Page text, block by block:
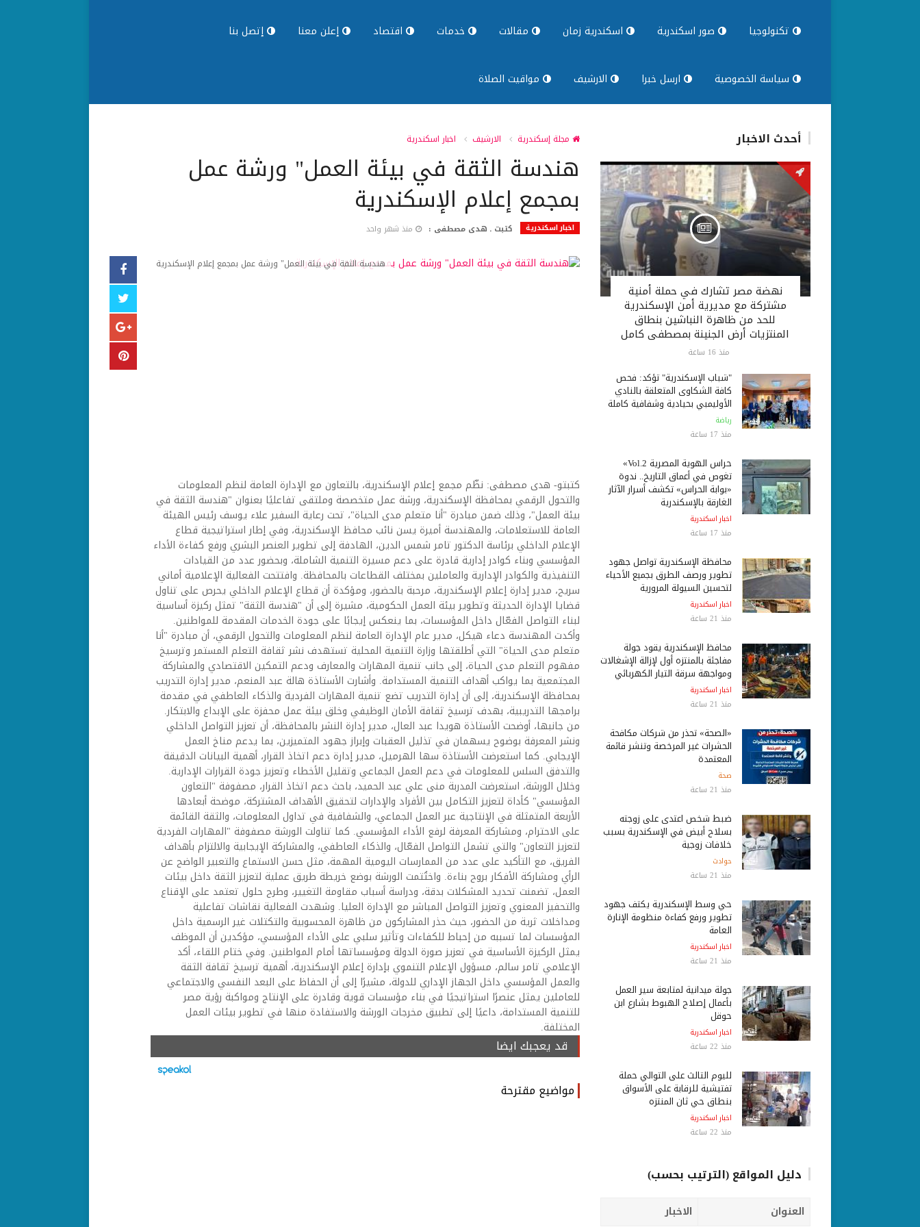
تكنولوجيا صور اسكندرية اسكندرية زمان مقالات خدمات اقتصاد إعلن معنا إتصل بنا
سياسة الخصوصية ارسل خبرا الارشيف مواقيت الصلاة
مجلة إسكندرية الارشيف اخبار اسكندرية
هندسة الثقة في بيئة العمل" ورشة عمل
بمجمع إعلام الإسكندرية
اخبار اسكندرية كتبت ـ هدى مصطفى : منذ شهر واحد
هندسة الثقة في بيئة العمل" ورشة عمل بمجمع إعلام الإسكندرية
كتبتو- هدى مصطفى: نظّم مجمع إعلام الإسكندرية، بالتعاون مع الإدارة العامة لنظم المعلومات
والتحول الرقمي بمحافظة الإسكندرية، ورشة عمل متخصصة وملتقى تفاعليًا بعنوان "هندسة الثقة في
بيئة العمل"، وذلك ضمن مبادرة "أنا متعلم مدى الحياة"، تحت رعاية السفير علاء يوسف رئيس الهيئة
العامة للاستعلامات، والمهندسة أميرة يسن نائب محافظ الإسكندرية، وفي إطار استراتيجية قطاع
الإعلام الداخلي برئاسة الدكتور تامر شمس الدين، الهادفة إلى تطوير العنصر البشري ورفع كفاءة الأداء
المؤسسي وبناء كوادر إدارية قادرة على دعم مسيرة التنمية الشاملة، وبحضور عدد من القيادات
التنفيذية والكوادر الإدارية والعاملين بمختلف القطاعات بالمحافظة. وافتتحت الفعالية الإعلامية أماني
سريح، مدير إدارة إعلام الإسكندرية، مرحبة بالحضور، ومؤكدة أن قطاع الإعلام الداخلي يحرص على تناول
قضايا الإدارة الحديثة وتطوير بيئة العمل الحكومية، مشيرة إلى أن "هندسة الثقة" تمثل ركيزة أساسية
لبناء التواصل الفعّال داخل المؤسسات، بما ينعكس إيجابًا على جودة الخدمات المقدمة للمواطنين.
وأكدت المهندسة دعاء هيكل، مدير عام الإدارة العامة لنظم المعلومات والتحول الرقمي، أن مبادرة "أنا
متعلم مدى الحياة" التي أطلقتها وزارة التنمية المحلية تستهدف نشر ثقافة التعلم المستمر وترسيخ
مفهوم التعلم مدى الحياة، إلى جانب تنمية المهارات والمعارف ودعم التمكين الاقتصادي والمشاركة
المجتمعية بما يواكب أهداف التنمية المستدامة. وأشارت الأستاذة هالة عبد المنعم، مدير إدارة التدريب
بمحافظة الإسكندرية، إلى أن إدارة التدريب تضع تنمية المهارات الفردية والذكاء العاطفي في مقدمة
برامجها التدريبية، بهدف ترسيخ ثقافة الأمان الوظيفي وخلق بيئة عمل محفزة على الإبداع والابتكار.
من جانبها، أوضحت الأستاذة هويدا عبد العال، مدير إدارة النشر بالمحافظة، أن تعزيز التواصل الداخلي
ونشر المعرفة بوضوح يسهمان في تذليل العقبات وإبراز جهود المتميزين، بما يدعم مناخ العمل
الإيجابي. كما استعرضت الأستاذة سها الهرميل، مدير إدارة دعم اتخاذ القرار، أهمية البيانات الدقيقة
والتدفق السلس للمعلومات في دعم العمل الجماعي وتقليل الأخطاء وتعزيز جودة القرارات الإدارية.
وخلال الورشة، استعرضت المدربة منى علي عبد الحميد، باحث دعم اتخاذ القرار، مصفوفة "التعاون
المؤسسي" كأداة لتعزيز التكامل بين الأفراد والإدارات لتحقيق الأهداف المشتركة، موضحة أبعادها
الأربعة المتمثلة في الإنتاجية عبر العمل الجماعي، والشفافية في تداول المعلومات، والثقة القائمة
على الاحترام، ومشاركة المعرفة لرفع الأداء المؤسسي. كما تناولت الورشة مصفوفة "المهارات الفردية
لتعزيز التعاون" والتي تشمل التواصل الفعّال، والذكاء العاطفي، والمشاركة الإيجابية والالتزام بأهداف
الفريق، مع التأكيد على عدد من الممارسات اليومية المهمة، مثل حسن الاستماع والتعبير الواضح عن
الرأي ومشاركة الأفكار بروح بناءة. واختُتمت الورشة بوضع خريطة طريق عملية لتعزيز الثقة داخل بيئات
العمل، تضمنت تحديد المشكلات بدقة، ودراسة أسباب مقاومة التغيير، وطرح حلول تعتمد على الإقناع
والتحفيز المعنوي وتعزيز التواصل المباشر مع الإدارة العليا. وشهدت الفعالية نقاشات تفاعلية
ومداخلات ثرية من الحضور، حيث حذر المشاركون من ظاهرة المحسوبية والتكتلات غير الرسمية داخل
المؤسسات لما تسببه من إحباط للكفاءات وتأثير سلبي على الأداء المؤسسي، مؤكدين أن الموظف
يمثل الركيزة الأساسية في تعزيز صورة الدولة ومؤسساتها أمام المواطنين. وفي ختام اللقاء، أكد
الإعلامي تامر سالم، مسؤول الإعلام التنموي بإدارة إعلام الإسكندرية، أهمية ترسيخ ثقافة الثقة
والعمل المؤسسي داخل الجهاز الإداري للدولة، مشيرًا إلى أن الحفاظ على البعد النفسي والاجتماعي
للعاملين يمثل عنصرًا استراتيجيًا في بناء مؤسسات قوية وقادرة على الإنتاج ومواكبة رؤية مصر
للتنمية المستدامة، داعيًا إلى تطبيق مخرجات الورشة والاستفادة منها في تطوير بيئات العمل
المختلفة.
قد يعجبك ايضا
مواضيع مقترحة
أحدث الاخبار
نهضة مصر تشارك في حملة أمنية
مشتركة مع مديرية أمن الإسكندرية
للحد من ظاهرة النباشين بنطاق
المنتزيات أرض الجنينة بمصطفى كامل
منذ 16 ساعة
"شباب الإسكندرية" تؤكد: فحص
كافة الشكاوى المتعلقة بالنادي
الأوليمبي بحيادية وشفافية كاملة
رياضة
منذ 17 ساعة
حراس الهوية المصرية Vol.2»
تغوص في أعماق التاريخ.. ندوة
«بوابة الحراس» تكشف أسرار الآثار
الغارقة بالإسكندرية
اخبار اسكندرية
منذ 17 ساعة
محافظة الإسكندرية تواصل جهود
تطوير ورصف الطرق بجميع الأحياء
لتحسين السيولة المرورية
اخبار اسكندرية
منذ 21 ساعة
محافظ الإسكندرية يقود جولة
مفاجئة بالمنتزه أول لإزالة الإشغالات
ومواجهة سرقة التيار الكهربائي
اخبار اسكندرية
منذ 21 ساعة
«الصحة» تحذر من شركات مكافحة
الحشرات غير المرخصة وتنشر قائمة
المعتمدة
صحة
منذ 21 ساعة
ضبط شخص اعتدى على زوجته
بسلاح أبيض في الإسكندرية بسبب
خلافات زوجية
حوادث
منذ 21 ساعة
حي وسط الإسكندرية يكثف جهود
تطوير ورفع كفاءة منظومة الإنارة
العامة
اخبار اسكندرية
منذ 21 ساعة
جولة ميدانية لمتابعة سير العمل
بأعمال إصلاح الهبوط بشارع ابن
حوقل
اخبار اسكندرية
منذ 22 ساعة
لليوم الثالث على التوالي حملة
تفتيشية للرقابة على الأسواق
بنطاق حي ثان المنتزه
اخبار اسكندرية
منذ 22 ساعة
دليل المواقع (الترتيب بحسب)
العنوان الاخبار